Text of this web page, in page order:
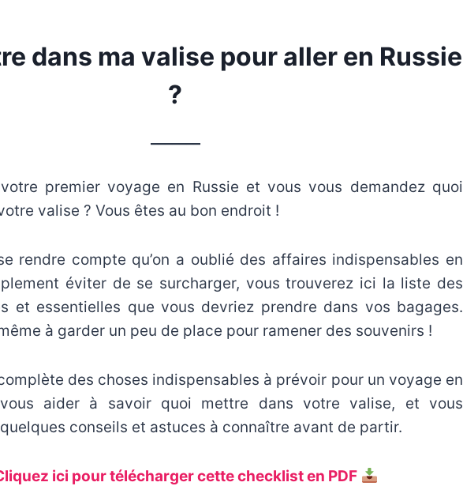
dans ma valise pour aller en Russie
?
premier voyage en Russie et vous vous demandez quoi
valise ? Vous êtes au bon endroit !
rendre compte qu’on a oublié des affaires indispensables en
éviter de se surcharger, vous trouverez ici la liste des
et essentielles que vous devriez prendre dans vos bagages.
à garder un peu de place pour ramener des souvenirs !
des choses indispensables à prévoir pour un voyage en
aider à savoir quoi mettre dans votre valise, et vous
conseils et astuces à connaître avant de partir.
ici pour télécharger cette checklist en PDF